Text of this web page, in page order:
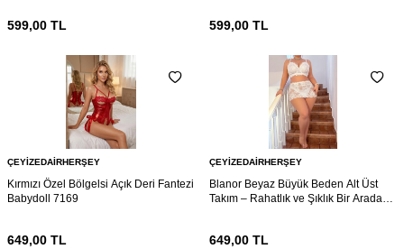
599,00 TL 599,00 TL
ÇEYIZEDAIRHERŞEY
Kırmızı Özel Bölgelsi Açık Deri Fantezi
Babydoll 7169
649,00 TL
ÇEYIZEDAIRHERŞEY
Blanor Beyaz Büyük Beden Alt Üst
Takım – Rahatlık ve Şıklık Bir Arada
649,00 TL